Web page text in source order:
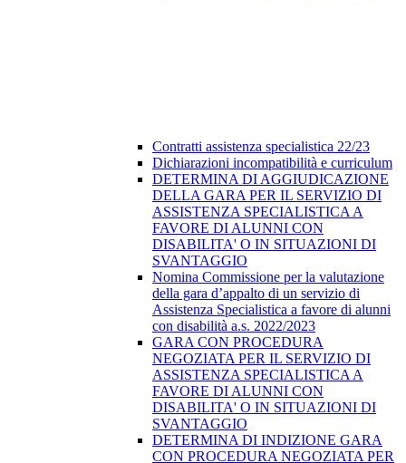
Contratti assistenza specialistica 22/23
Dichiarazioni incompatibilità e curriculum
DETERMINA DI AGGIUDICAZIONE
DELLA GARA PER IL SERVIZIO DI
ASSISTENZA SPECIALISTICA A
FAVORE DI ALUNNI CON
DISABILITA' O IN SITUAZIONI DI
SVANTAGGIO
Nomina Commissione per la valutazione
della gara d’appalto di un servizio di
Assistenza Specialistica a favore di alunni
con disabilità a.s. 2022/2023
GARA CON PROCEDURA
NEGOZIATA PER IL SERVIZIO DI
ASSISTENZA SPECIALISTICA A
FAVORE DI ALUNNI CON
DISABILITA' O IN SITUAZIONI DI
SVANTAGGIO
DETERMINA DI INDIZIONE GARA
CON PROCEDURA NEGOZIATA PER